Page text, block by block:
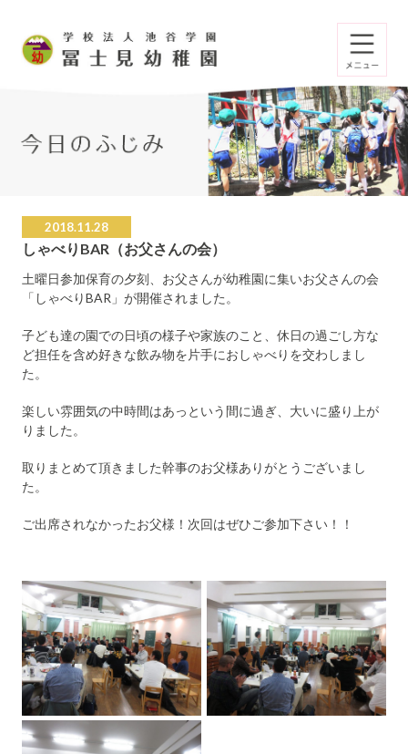
2018.11.28
しゃべりBAR（お父さんの会）
土曜日参加保育の夕刻、お父さんが幼稚園に集いお父さんの会
「しゃべりBAR」が開催されました。
子ども達の園での日頃の様子や家族のこと、休日の過ごし方な
ど担任を含め好きな飲み物を片手におしゃべりを交わしまし
た。
楽しい雰囲気の中時間はあっという間に過ぎ、大いに盛り上が
りました。
取りまとめて頂きました幹事のお父様ありがとうございまし
た。
ご出席されなかったお父様！次回はぜひご参加下さい！！